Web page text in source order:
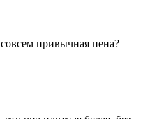
привычная пена?